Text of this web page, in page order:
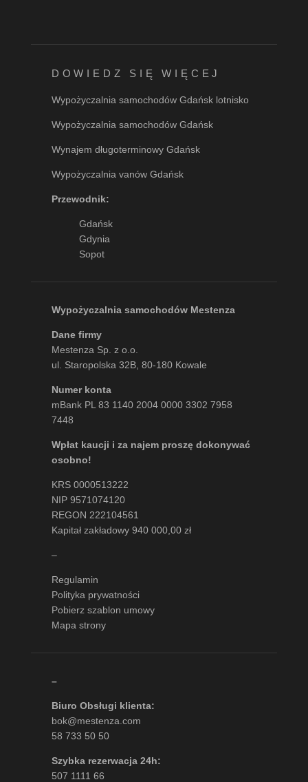
DOWIEDZ SIĘ WIĘCEJ
Wypożyczalnia samochodów Gdańsk lotnisko
Wypożyczalnia samochodów Gdańsk
Wynajem długoterminowy Gdańsk
Wypożyczalnia vanów Gdańsk
Przewodnik:
Gdańsk
Gdynia
Sopot
Wypożyczalnia samochodów Mestenza
Dane firmy
Mestenza Sp. z o.o.
ul. Staropolska 32B, 80-180 Kowale
Numer konta
mBank PL 83 1140 2004 0000 3302 7958
7448
Wpłat kaucji i za najem proszę dokonywać
osobno!
KRS 0000513222
NIP 9571074120
REGON 222104561
Kapitał zakładowy 940 000,00 zł
–
Regulamin
Polityka prywatności
Pobierz szablon umowy
Mapa strony
–
Biuro Obsługi klienta:
bok@mestenza.com
58 733 50 50
Szybka rezerwacja 24h:
507 1111 66